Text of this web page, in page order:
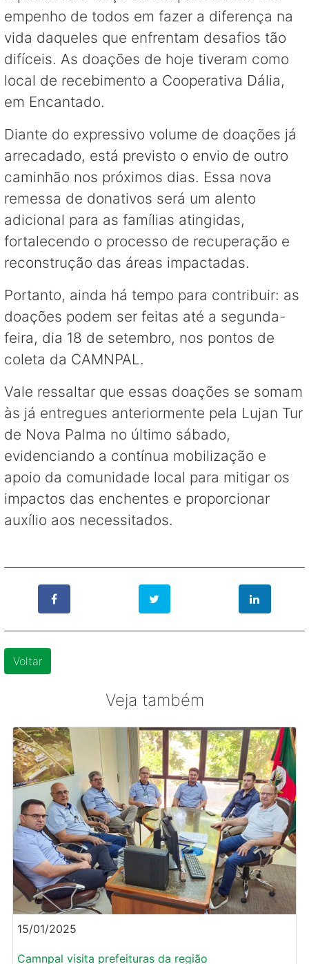
empenho de todos em fazer a diferença na
vida daqueles que enfrentam desafios tão
difíceis. As doações de hoje tiveram como
local de recebimento a Cooperativa Dália,
em Encantado.
Diante do expressivo volume de doações já
arrecadado, está previsto o envio de outro
caminhão nos próximos dias. Essa nova
remessa de donativos será um alento
adicional para as famílias atingidas,
fortalecendo o processo de recuperação e
reconstrução das áreas impactadas.
Portanto, ainda há tempo para contribuir: as
doações podem ser feitas até a segunda-
feira, dia 18 de setembro, nos pontos de
coleta da CAMNPAL.
Vale ressaltar que essas doações se somam
às já entregues anteriormente pela Lujan Tur
de Nova Palma no último sábado,
evidenciando a contínua mobilização e
apoio da comunidade local para mitigar os
impactos das enchentes e proporcionar
auxílio aos necessitados.
Voltar
Veja também
15/01/2025
Camnpal visita prefeituras da região